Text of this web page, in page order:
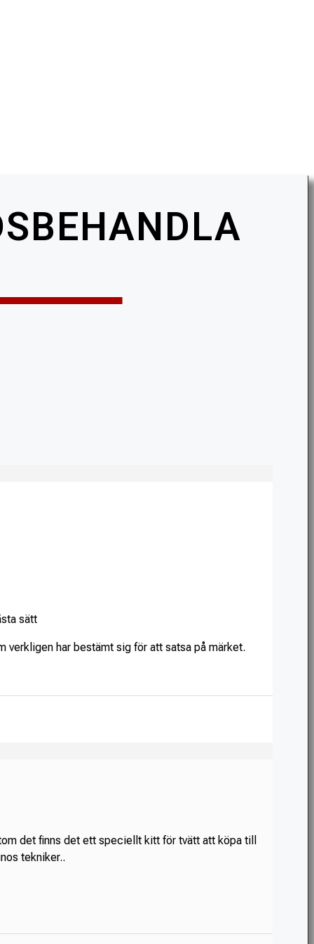
sätt
verkligen har bestämt sig för att satsa på märket.
det finns det ett speciellt kitt för tvätt att köpa till
tekniker..